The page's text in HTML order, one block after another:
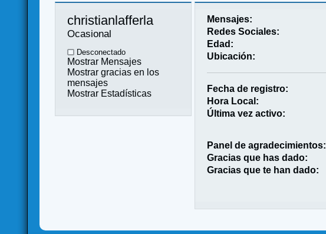
christianlafferla
Ocasional
Desconectado
Mostrar Mensajes
Mostrar gracias en los
mensajes
Mostrar Estadísticas
Mensajes:
Redes Sociales:
Edad:
Ubicación:
Fecha de registro:
Hora Local:
Última vez activo:
Panel de agradecimientos:
Gracias que has dado:
Gracias que te han dado: